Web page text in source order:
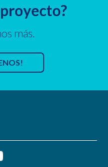
más.